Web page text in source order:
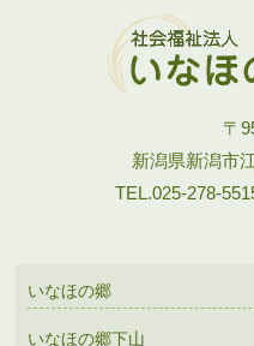
〒
新潟県新潟市
TEL.025-278-
いなほの郷
いなほの郷下山